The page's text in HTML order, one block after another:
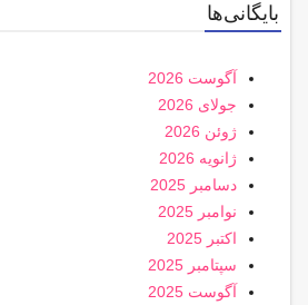
بایگانی‌ها
آگوست 2026
جولای 2026
ژوئن 2026
ژانویه 2026
دسامبر 2025
نوامبر 2025
اکتبر 2025
سپتامبر 2025
آگوست 2025